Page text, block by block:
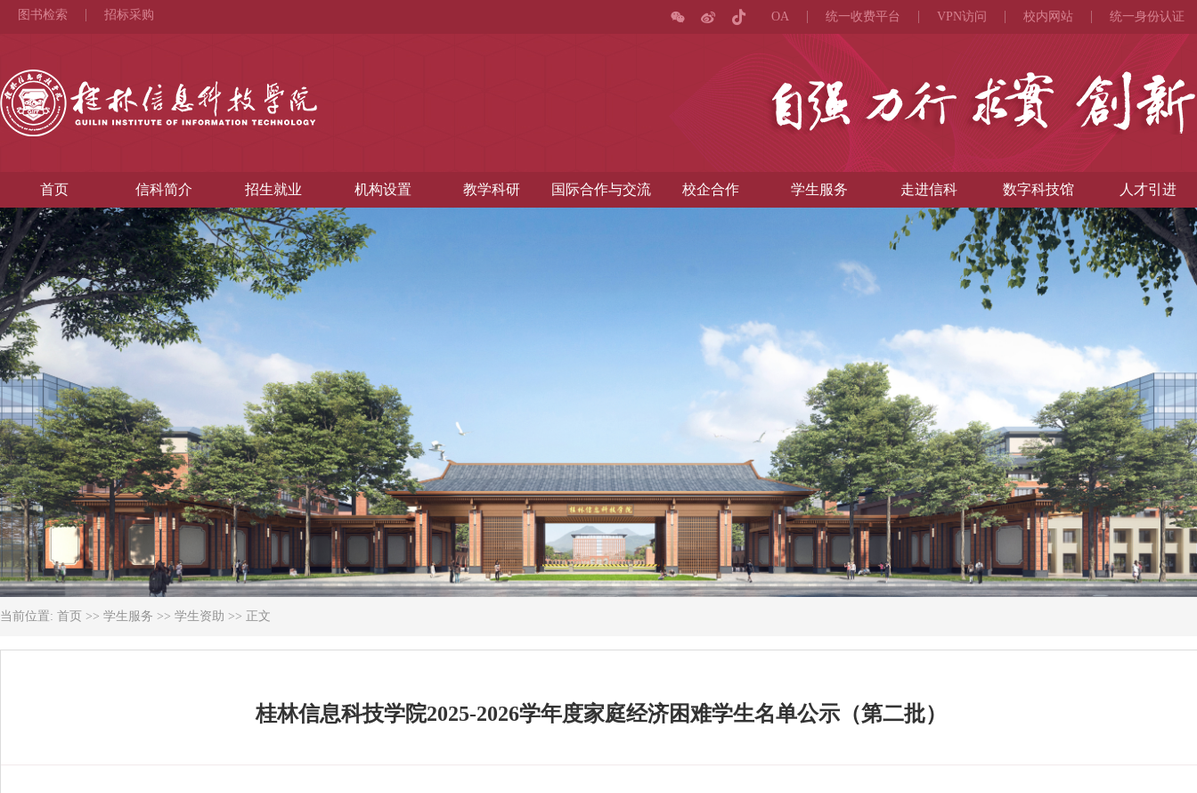
图书检索 招标采购 OA 统一收费平台 VPN访问 校内网站 统一身份认证
首页 信科简介 招生就业 机构设置 教学科研 国际合作与交流 校企合作 学生服务 走进信科 数字科技馆 人才引进
当前位置: 首页 >> 学生服务 >> 学生资助 >> 正文
桂林信息科技学院2025-2026学年度家庭经济困难学生名单公示（第二批）